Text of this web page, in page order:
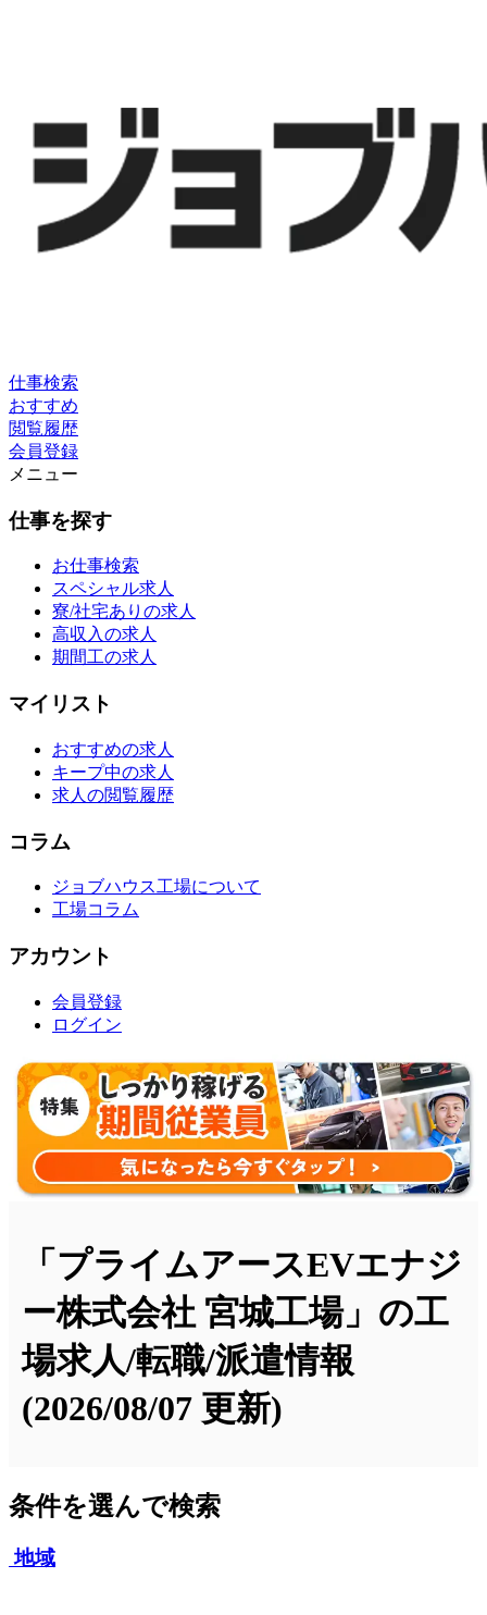
仕事検索
おすすめ
閲覧履歴
会員登録
メニュー
仕事を探す
お仕事検索
スペシャル求人
寮/社宅ありの求人
高収入の求人
期間工の求人
マイリスト
おすすめの求人
キープ中の求人
求人の閲覧履歴
コラム
ジョブハウス工場について
工場コラム
アカウント
会員登録
ログイン
「プライムアースEVエナジ
ー株式会社 宮城工場」の工
場求人/転職/派遣情報
(2026/08/07 更新)
条件を選んで検索
地域